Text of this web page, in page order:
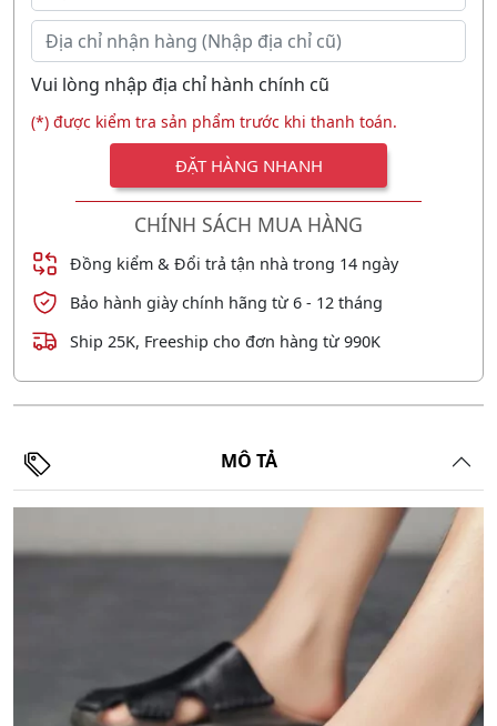
Vui lòng nhập địa chỉ hành chính cũ
(*) được kiểm tra sản phẩm trước khi thanh toán.
ĐẶT HÀNG NHANH
CHÍNH SÁCH MUA HÀNG
Đồng kiểm & Đổi trả tận nhà trong 14 ngày
Bảo hành giày chính hãng từ 6 - 12 tháng
Ship 25K, Freeship cho đơn hàng từ 990K
MÔ TẢ